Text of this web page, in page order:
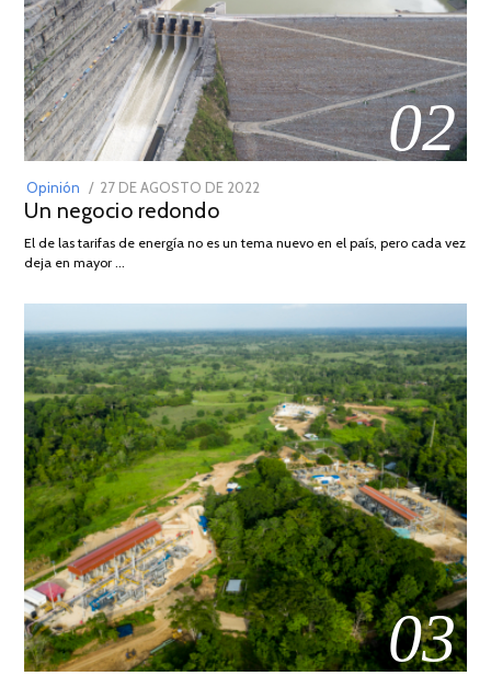
02
Opinión
POSTED
ON
27 DE AGOSTO DE 2022
DE
Un negocio redondo
El de las tarifas de energía no es un tema nuevo en el país, pero cada vez
deja en mayor …
03